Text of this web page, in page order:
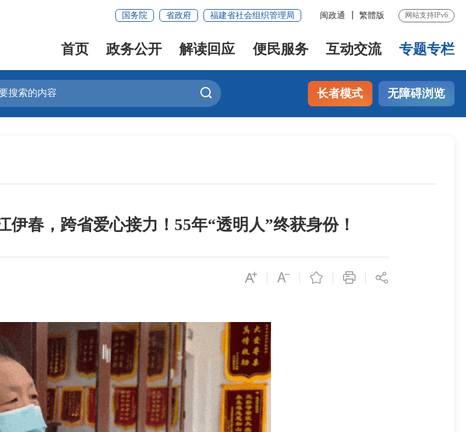
国务院 省政府 福建省社会组织管理局 闽政通 繁體版 网站支持IPv6
首页 政务公开 解读回应 便民服务 互动交流 专题专栏
长者模式 无障碍浏览
伊春，跨省爱心接力！55年“透明人”终获身份！